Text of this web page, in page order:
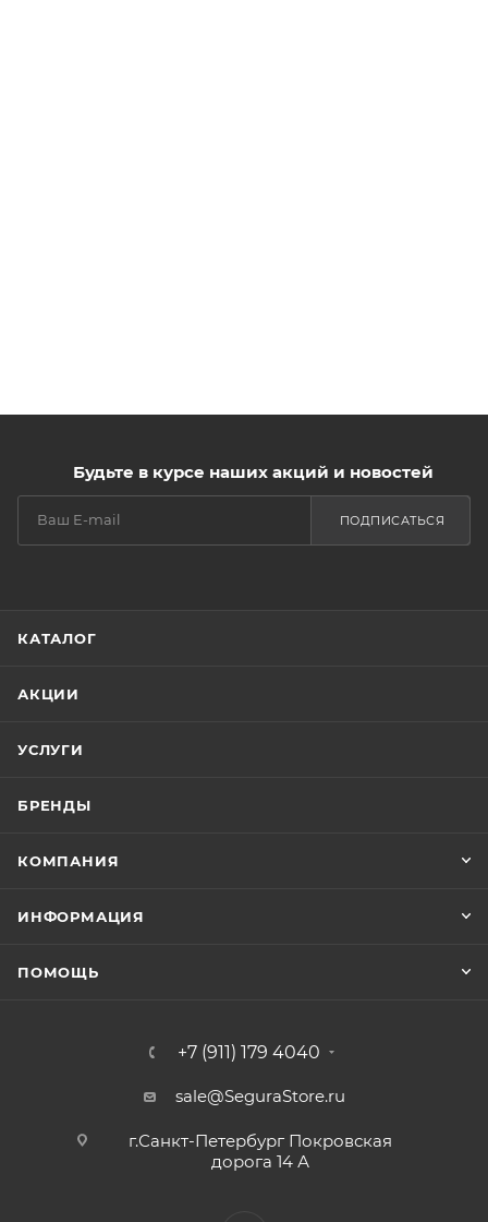
Будьте в курсе наших акций и новостей
ПОДПИСАТЬСЯ
КАТАЛОГ
АКЦИИ
УСЛУГИ
БРЕНДЫ
КОМПАНИЯ
ИНФОРМАЦИЯ
ПОМОЩЬ
+7 (911) 179 4040
sale@SeguraStore.ru
г.Санкт-Петербург Покровская
дорога 14 А